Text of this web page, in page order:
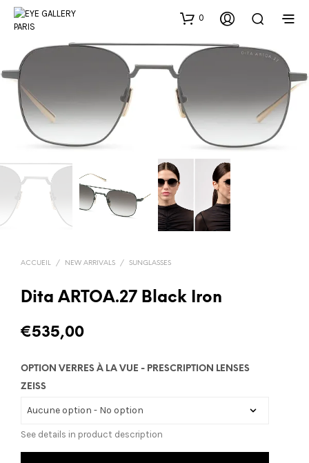
0
ACCUEIL / NEW ARRIVALS / SUNGLASSES
Dita ARTOA.27 Black Iron
€535,00
OPTION VERRES À LA VUE - PRESCRIPTION LENSES
ZEISS
See details in product description